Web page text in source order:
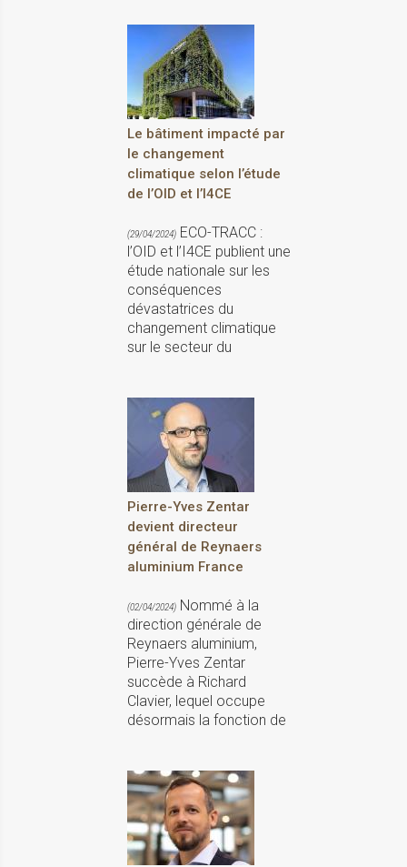
Le bâtiment impacté par
le changement
climatique selon l’étude
de l’OID et l’I4CE
(29/04/2024) ECO-TRACC :
l’OID et l’I4CE publient une
étude nationale sur les
conséquences
dévastatrices du
changement climatique
sur le secteur du
Pierre-Yves Zentar
devient directeur
général de Reynaers
aluminium France
(02/04/2024) Nommé à la
direction générale de
Reynaers aluminium,
Pierre-Yves Zentar
succède à Richard
Clavier, lequel occupe
désormais la fonction de